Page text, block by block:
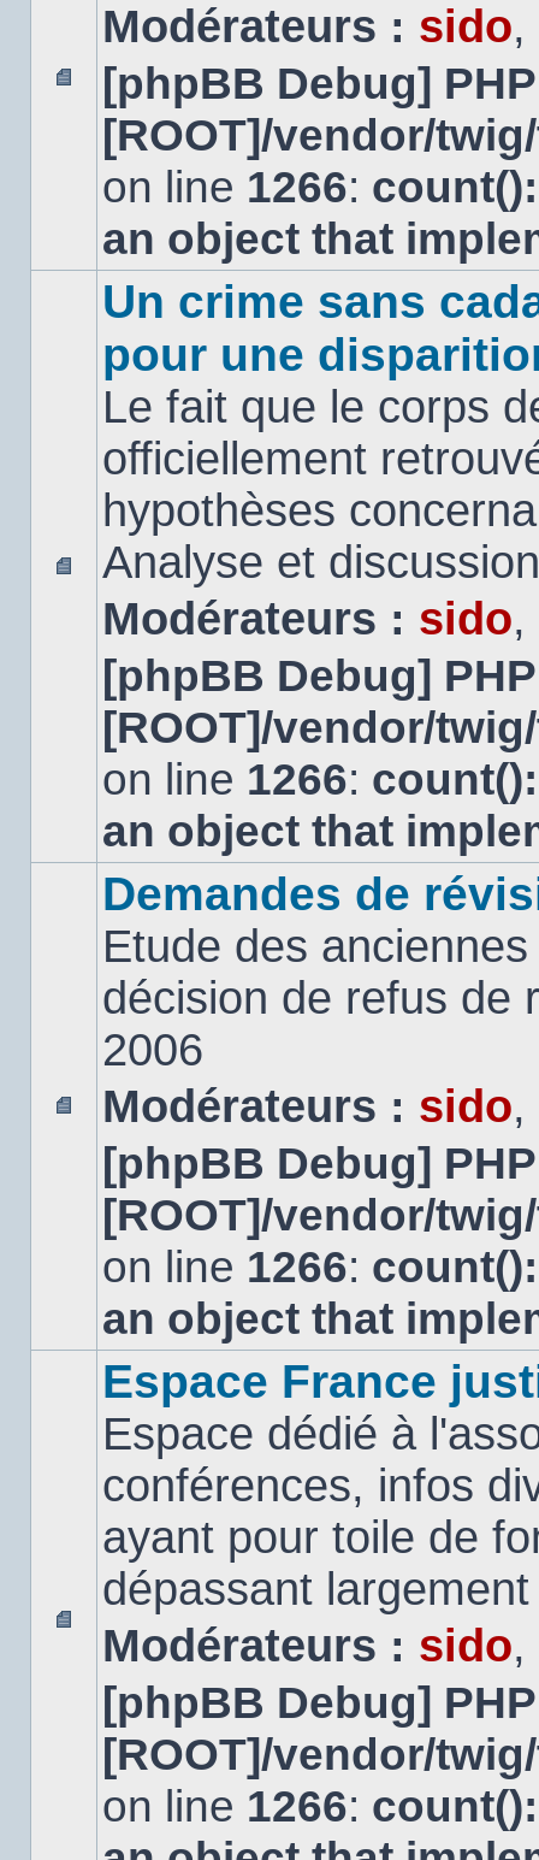
Aucun
message
non
Modérateurs : sido,
[phpBB Debug]
[ROOT]/vendor/
on line 1266:
an object that
message
non
lu
Un crime sans
pour une
Le fait que le corps
officiellement
hypothèses
Analyse et
Modérateurs : sido,
[phpBB Debug]
[ROOT]/vendor/
on line 1266:
an object that
message
lu
Demandes de
Etude des
décision de refus de
2006
Modérateurs : sido,
[phpBB Debug]
[ROOT]/vendor/
on line 1266:
an object that
Aucun
message
non
Espace France
Espace dédié à
conférences, infos
ayant pour toile de
dépassant
Modérateurs : sido,
[phpBB Debug]
[ROOT]/vendor/
on line 1266: